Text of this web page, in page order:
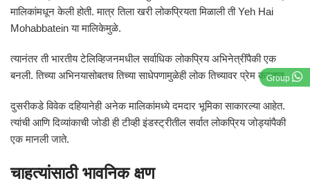
Group
मालिकांमधून केली होती. मात्र तिला खरी लोकप्रियता मिळाली तीYeh Hai
Mohabbateinया मालिकेमुळे.
त्यानंतर ती भारतीय टेलिव्हिजनमधील सर्वाधिक लोकप्रिय अभिनेत्रींपैकी एक
बनली. तिच्या अभिनयासोबतच तिच्या साधेपणामुळेही लोक तिच्यावर प्रेम करतात.
दुसरीकडे विवेक दहियानेही अनेक मालिकांमध्ये दमदार भूमिका साकारल्या आहेत.
त्यांची आणि दिव्यांकाची जोडी ही टीव्ही इंडस्ट्रीतील सर्वात लोकप्रिय जोड्यांपैकी
एक मानली जाते.
चाहत्यांसाठी भावनिक क्षण